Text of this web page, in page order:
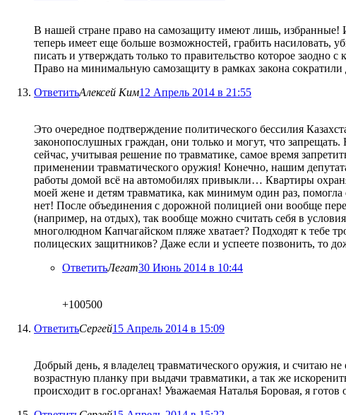
В нашей стране право на самозащиту имеют лишь, избранные!
теперь имеет еще больше возможностей, грабить насиловать,
писать и утверждать только то правительство которое заодно
Право на минимальную самозащиту в рамках закона
ОтветитьАлексей Ким12 Апрель 2014 в 21:55
Это очередное подтверждение политического бессилия
законопослушных граждан, они только и могут, что
сейчас, учитывая решение по травматике, самое время
применении травматического оружия! Конечно, нашим
работы домой всё на автомобилях привыкли… Квартиры
моей жене и детям травматика, как минимум один раз,
нет! После объединения с дорожной полицией они вообще
(например, на отдых), так вообще можно считать себя в
многолюдном Капчагайском пляже хватает? Подходят к тебе
полицеских защитников? Даже если и успеете позвонить, то
ОтветитьЛегат30 Июнь 2014 в 10:44
+100500
ОтветитьСергей15 Апрель 2014 в 15:09
Добрый день, я владелец травматического оружия, и считаю
возрастную планку при выдачи травматики, а так же
происходит в гос.органах! Уважаемая Наталья Боровая, я